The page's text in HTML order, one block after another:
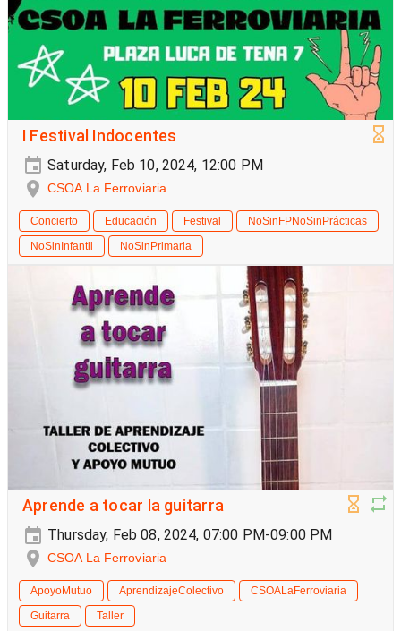
I Festival Indocentes
Saturday, Feb 10, 2024, 12:00 PM
CSOA La Ferroviaria
Concierto Educación Festival
NoSinFPNoSinPrácticas
NoSinInfantil
NoSinPrimaria
Aprende a tocar la guitarra
Thursday, Feb 08, 2024, 07:00 PM-09:00 PM
CSOA La Ferroviaria
ApoyoMutuo AprendizajeColectivo
CSOALaFerroviaria
Guitarra
Taller